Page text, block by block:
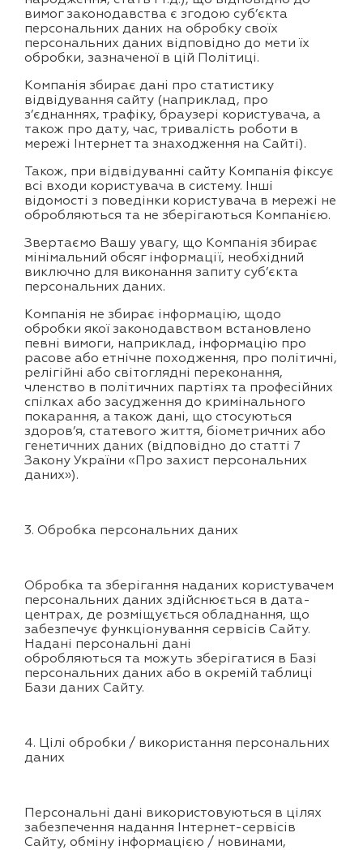
вимог законодавства є згодою суб’єкта
персональних даних на обробку своїх
персональних даних відповідно до мети їх
обробки, зазначеної в цій Політиці.
Компанія збирає дані про статистику
відвідування сайту (наприклад, про
з’єднаннях, трафіку, браузері користувача, а
також про дату, час, тривалість роботи в
мережі Інтернет та знаходження на Сайті).
Також, при відвідуванні сайту Компанія фіксує
всі входи користувача в систему. Інші
відомості з поведінки користувача в мережі не
обробляються та не зберігаються Компанією.
Звертаємо Вашу увагу, що Компанія збирає
мінімальний обсяг інформації, необхідний
виключно для виконання запиту суб’єкта
персональних даних.
Компанія не збирає інформацію, щодо
обробки якої законодавством встановлено
певні вимоги, наприклад, інформацію про
расове або етнічне походження, про політичні,
релігійні або світоглядні переконання,
членство в політичних партіях та професійних
спілках або засудження до кримінального
покарання, а також дані, що стосуються
здоров’я, статевого життя, біометричних або
генетичних даних (відповідно до статті 7
Закону України «Про захист персональних
даних»).
3. Обробка персональних даних
Обробка та зберігання наданих користувачем
персональних даних здійснюється в дата-
центрах, де розміщується обладнання, що
забезпечує функціонування сервісів Сайту.
Надані персональні дані
обробляються та можуть зберігатися в Базі
персональних даних або в окремій таблиці
Бази даних Сайту.
4. Цілі обробки / використання персональних
даних
Персональні дані використовуються в цілях
забезпечення надання Інтернет-сервісів
Сайту, обміну інформацією / новинами,